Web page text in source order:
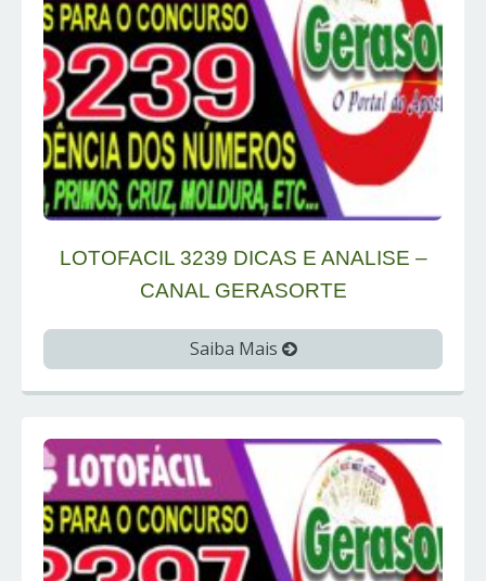
LOTOFACIL 3239 DICAS E ANALISE –
CANAL GERASORTE
Saiba Mais